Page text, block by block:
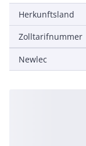
Herkunftsland
Zolltarifnummer
Newlec